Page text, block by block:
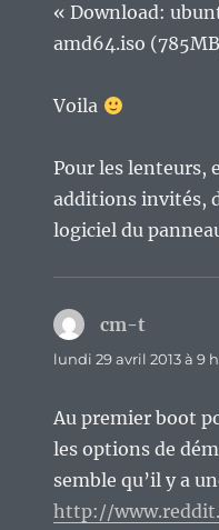
« Download:
amd64.iso
Voila
Pour les lenteurs,
additions invités,
logiciel du
cm-t
lundi 29 avril 2013 à 9
Au premier boot
les options de
semble qu’il y a
http://